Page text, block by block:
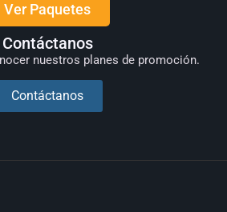
Ver Paquetes
Contáctanos
nuestros planes de promoción.
Contáctanos